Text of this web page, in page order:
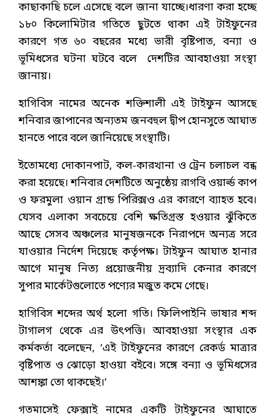
কাছাকাছি চলে এসেছে বলে জানা যাচ্ছে।ধারণা করা হচ্ছে
১৮০ কিলোমিটার গতিতে ছুটতে থাকা এই টাইফুনের
কারণে গত ৬০ বছরের মধ্যে ভারী বৃষ্টিপাত, বন্যা ও
ভূমিধসের ঘটনা ঘটবে বলে দেশটির আবহাওয়া সংস্থা
জানায়।
হাগিবিস নামের অনেক শক্তিশালী এই টাইফুন আসছে
শনিবার জাপানের অন্যতম জনবহুল দ্বীপ হোনসুতে আঘাত
হানতে পারে বলে জানিয়েছে সংস্থাটি।
ইতোমধ্যে দোকানপাট, কল-কারখানা ও ট্রেন চলাচল বন্ধ
করা হয়েছে। শনিবার দেশটিতে অনুষ্ঠেয় রাগবি ওয়ার্ল্ড কাপ
ও ফরমুলা ওয়ান গ্রান্ড পিরিক্সও এর কারণে ব্যাহত হবে।
যেসব এলাকা সবচেয়ে বেশি ক্ষতিগ্রস্ত হওয়ার ঝুঁকিতে
আছে সেসব অঞ্চলের মানুষজনকে নিরাপদে অন্যত্র সরে
যাওয়ার নির্দেশ দিয়েছে কর্তৃপক্ষ। টাইফুন আঘাত হানার
আগে মানুষ নিত্য প্রয়োজনীয় দ্রব্যাদি কেনার কারণে
সুপার মার্কেটগুলোতে পণ্যের মজুত কমে গেছে।
হাগিবিস শব্দের অর্থ হলো গতি। ফিলিপাইনি ভাষার শব্দ
টাগালগ থেকে এর উৎপত্তি। আবহাওয়া সংস্থার এক
কর্মকর্তা বলেছেন, ‘এই টাইফুনের কারণে রেকর্ড মাত্রার
বৃষ্টিপাত ও ঝোড়ো হাওয়া বইবে। সঙ্গে বন্যা ও ভূমিধসের
আশঙ্কা তো থাকছেই।’
গতমাসেই ফেক্সাই নামের একটি টাইফুনের আঘাতে